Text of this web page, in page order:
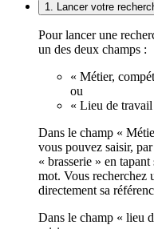
1. Lancer votre
Pour lancer une
un des deux champs :
« Métier,
ou
« Lieu de travail
Dans le champ «
vous pouvez saisir,
« brasserie » en
mot. Vous recherchez
directement sa
Dans le champ « lieu